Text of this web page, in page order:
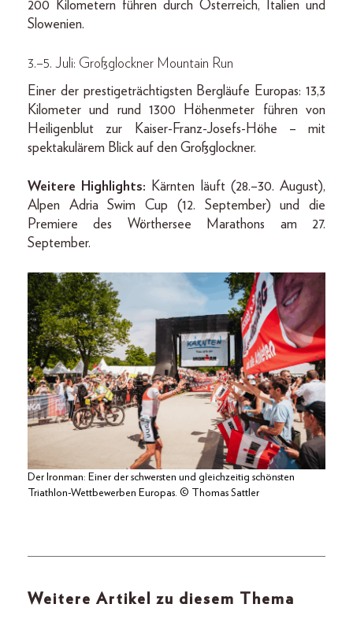
200 Kilometern führen durch Österreich, Italien und
Slowenien.
3.–5. Juli: Großglockner Mountain Run
Einer der prestigeträchtigsten Bergläufe Europas: 13,3
Kilometer und rund 1300 Höhenmeter führen von
Heiligenblut zur Kaiser-Franz-Josefs-Höhe – mit
spektakulärem Blick auf den Großglockner.
Weitere Highlights: Kärnten läuft (28.–30. August),
Alpen Adria Swim Cup (12. September) und die
Premiere des Wörthersee Marathons am 27.
September.
Der Ironman: Einer der schwersten und gleichzeitig schönsten
Triathlon-Wettbewerben Europas. © Thomas Sattler
Weitere Artikel zu diesem Thema